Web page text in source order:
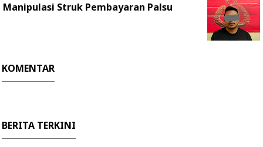
Manipulasi Struk Pembayaran Palsu
KOMENTAR
BERITA TERKINI